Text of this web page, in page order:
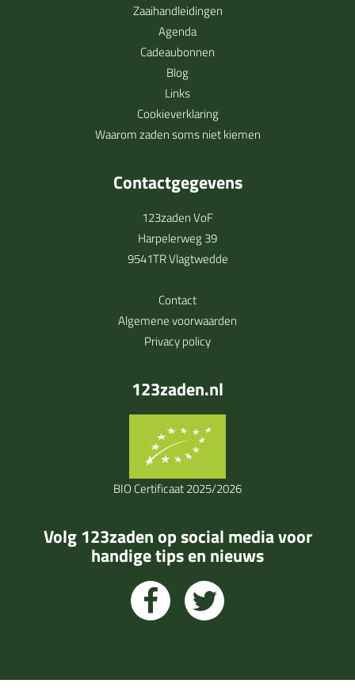
Zaaihandleidingen
Agenda
Cadeaubonnen
Blog
Links
Cookieverklaring
Waarom zaden soms niet kiemen
Contactgegevens
123zaden VoF
Harpelerweg 39
9541TR Vlagtwedde
Contact
Algemene voorwaarden
Privacy policy
123zaden.nl
BIO Certificaat 2025/2026
Volg 123zaden op social media voor
handige tips en nieuws